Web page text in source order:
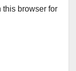
this browser for